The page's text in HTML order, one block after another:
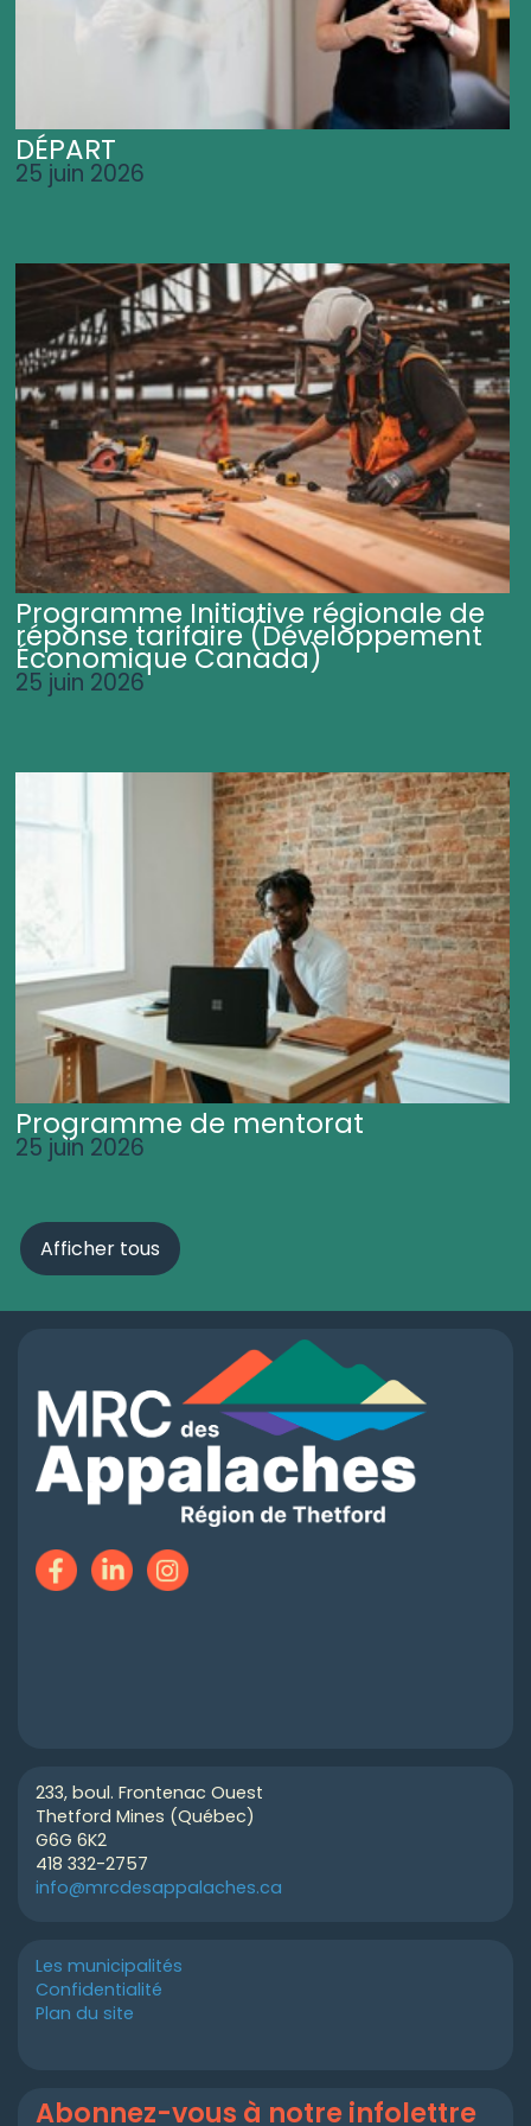
DÉPART
25 juin 2026
Programme Initiative régionale de
réponse tarifaire (Développement
Économique Canada)
25 juin 2026
Programme de mentorat
25 juin 2026
Afficher tous
233, boul. Frontenac Ouest
Thetford Mines (Québec)
G6G 6K2
418 332-2757
info@mrcdesappalaches.ca
Les municipalités
Confidentialité
Plan du site
Abonnez-vous à notre infolettre